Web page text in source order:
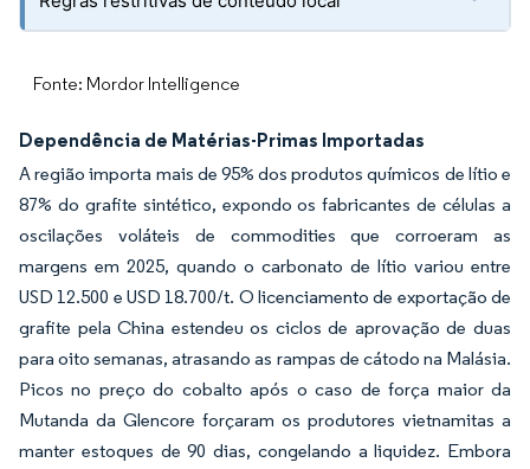
Fonte: Mordor Intelligence
Dependência de Matérias-Primas Importadas
A região importa mais de 95% dos produtos químicos de lítio e
87% do grafite sintético, expondo os fabricantes de células a
oscilações voláteis de commodities que corroeram as
margens em 2025, quando o carbonato de lítio variou entre
USD 12.500 e USD 18.700/t. O licenciamento de exportação de
grafite pela China estendeu os ciclos de aprovação de duas
para oito semanas, atrasando as rampas de cátodo na Malásia.
Picos no preço do cobalto após o caso de força maior da
Mutanda da Glencore forçaram os produtores vietnamitas a
manter estoques de 90 dias, congelando a liquidez. Embora